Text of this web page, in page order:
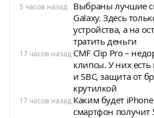
5 часов назад
Выбраны лучшие
Galaxy. Здесь
устройства, а на
тратить деньги
17 часов назад CMF Clip Pro –
клипсы. У них есть
и SBC, защита от
крутилкой
17 часов назад Каким будет
смартфон